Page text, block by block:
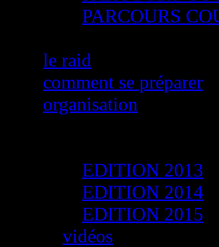
PARCOURS
le raid
comment se préparer
organisation
EDITION 2013
EDITION 2014
EDITION 2015
vidéos